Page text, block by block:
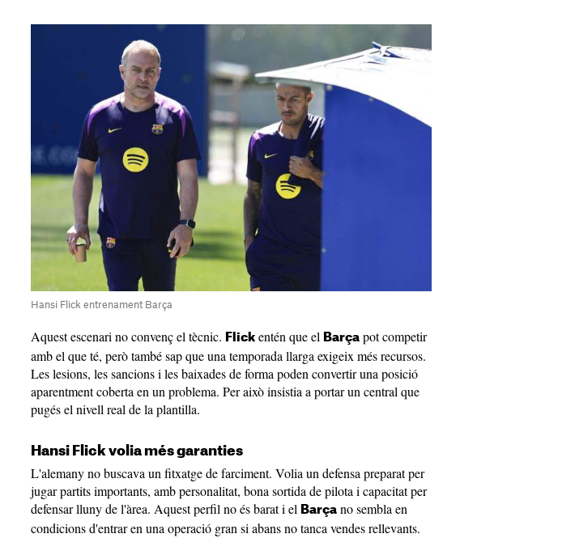
Hansi Flick entrenament Barça
Aquest escenari no convenç el tècnic. Flick entén que el Barça pot competir
amb el que té, però també sap que una temporada llarga exigeix més recursos.
Les lesions, les sancions i les baixades de forma poden convertir una posició
aparentment coberta en un problema. Per això insistia a portar un central que
pugés el nivell real de la plantilla.
Hansi Flick volia més garanties
L'alemany no buscava un fitxatge de farciment. Volia un defensa preparat per
jugar partits importants, amb personalitat, bona sortida de pilota i capacitat per
defensar lluny de l'àrea. Aquest perfil no és barat i el Barça no sembla en
condicions d'entrar en una operació gran si abans no tanca vendes rellevants.